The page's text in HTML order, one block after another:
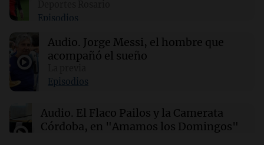
¿Por qué los dinosaurios nunca evolucionaron
a tamaños diminutos si alcanzaron
gigantescas proporciones?
Químicos rompen barreras en reacciones
químicas al liberar electrones directamente en
Episodios
Audio. Jorge Messi, el hombre que
acompañó el sueño
Episodios
Audio. El Flaco Pailos y la Camerata
Córdoba, en "Amamos los Domingos"